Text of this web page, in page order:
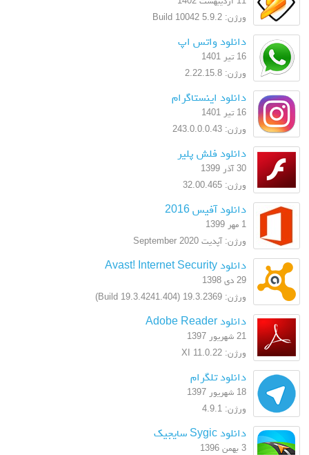
ورژن: 5.9.2 Build 10042
دانلود واتس اپ
16 تیر 1401
ورژن: 2.22.15.8
دانلود اینستاگرام
16 تیر 1401
ورژن: 243.0.0.0.43
دانلود فلش پلیر
30 آذر 1399
ورژن: 32.00.465
دانلود آفیس 2016
1 مهر 1399
ورژن: آپدیت September 2020
دانلود Avast! Internet Security
29 دی 1398
ورژن: 19.3.2369 (Build 19.3.4241.404)
دانلود Adobe Reader
21 شهریور 1397
ورژن: XI 11.0.22
دانلود تلگرام
18 شهریور 1397
ورژن: 4.9.1
دانلود Sygic سایجیک
3 بهمن 1396